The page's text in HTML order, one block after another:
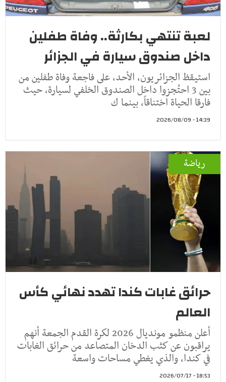
لعبة تنتهي بكارثة.. وفاة طفلين
داخل صندوق سيارة في الجزائر
استيقظ الجزائريون، الأحد، على فاجعة وفاة طفلين من
بين 3 احتُجزوا داخل الصندوق الخلفي لسيارة، حيث
فارقا الحياة اختناقاً، بينما ك
14:39 - 2026/08/09
رياضة
حرائق غابات كندا تهدد نهائي كأس
العالم
أعلن منظمو مونديال 2026 لكرة القدم الجمعة أنهم
يراقبون عن كثب الدخان المتصاعد من حرائق الغابات
في كندا، والذي يغطي مساحات واسعة
18:53 - 2026/07/17